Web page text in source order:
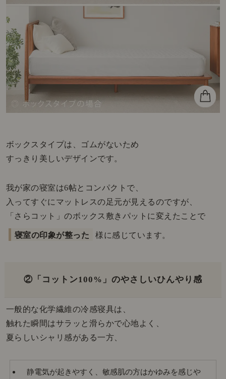
ボックスタイプは、ゴムがないため
すっきり美しいデザインです。
我が家の寝室は6帖とコンパクトで、
入ってすぐにマットレスの足元が見えるのですが、
「さらコット」のボックス敷きパットに変えたことで
寝室の印象が整った 様に感じています。
②「コットン100%」のやさしいひんやり感
一般的な化学繊維の冷感寝具は、
触れた瞬間はサラッと滑らかで心地よく、
夏らしいシャリ感がある一方、
静電気が起きやすく、敏感肌の方はかゆみを感じや